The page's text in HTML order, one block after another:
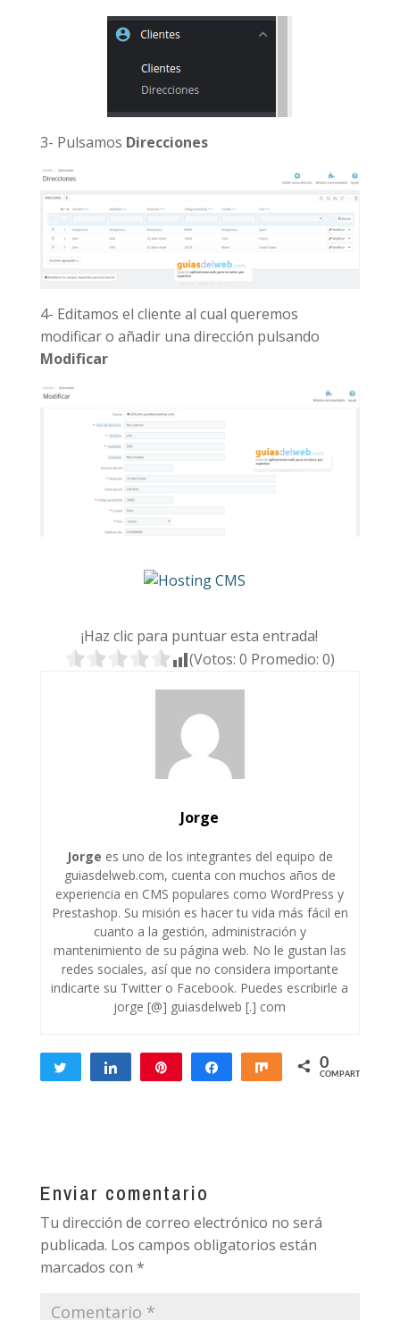
3- Pulsamos Direcciones
4- Editamos el cliente al cual queremos
modificar o añadir una dirección pulsando
Modificar
¡Haz clic para puntuar esta entrada!
(Votos:0 Promedio:0)
Jorge
Jorge es uno de los integrantes del equipo de
guiasdelweb.com, cuenta con muchos años de
experiencia en CMS populares como WordPress y
Prestashop. Su misión es hacer tu vida más fácil en
cuanto a la gestión, administración y
mantenimiento de su página web. No le gustan las
redes sociales, así que no considera importante
indicarte su Twitter o Facebook. Puedes escribirle a
jorge [@] guiasdelweb [.] com
Twittear Compartir Compartir Compartir
0
COMPARTIR
Enviar comentario
Tu dirección de correo electrónico no será
publicada. Los campos obligatorios están
marcados con *